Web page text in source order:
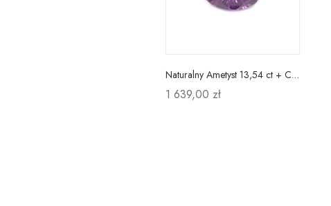
Naturalny Ametyst 13,54 ct + Certyfikat
1 639,00 zł